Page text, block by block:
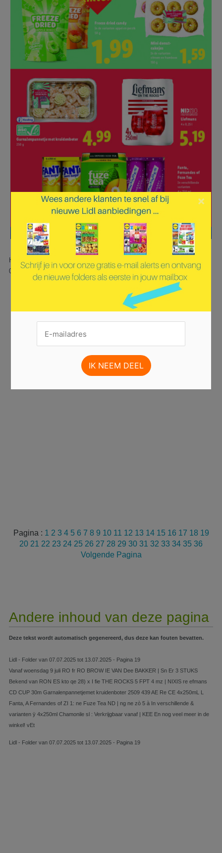
Hier is pagina 19 van 36 pagina's van de Lidl folder, geldig van
07.07.2025 tot 13.07.2025.
Pagina : 1 2 3 4 5 6 7 8 9 10 11 12 13 14 15 16 17 18 19
20 21 22 23 24 25 26 27 28 29 30 31 32 33 34 35 36
Volgende Pagina
Andere inhoud van deze pagina
Deze tekst wordt automatisch gegenereerd, dus deze kan fouten bevatten.
Lidl - Folder van 07.07.2025 tot 13.07.2025 - Pagina 19
Vanaf woensdag 9 juli RO fr RO BROW IE VAN Dee BAKKER | Sn Er 3 STUKS
Bekend van RON ES kto qe 28) x I fie THE ROCKS 5 FPT 4 mz | NIXIS re efmans
CD CUP 30m Garnalenpannetjemet kruidenboter 2509 439 AE Re CE 4x250mL L
Fanta, A Fernandes of ZI 1: ne Fuze Tea ND | ng ne zò 5 à In verschillende &
varianten ÿ 4x250ml Chamonile sl : Verkrijgbaar vanaf | KEE En nog veel meer in de
winkel! vEt
Lidl - Folder van 07.07.2025 tot 13.07.2025 - Pagina 19
×